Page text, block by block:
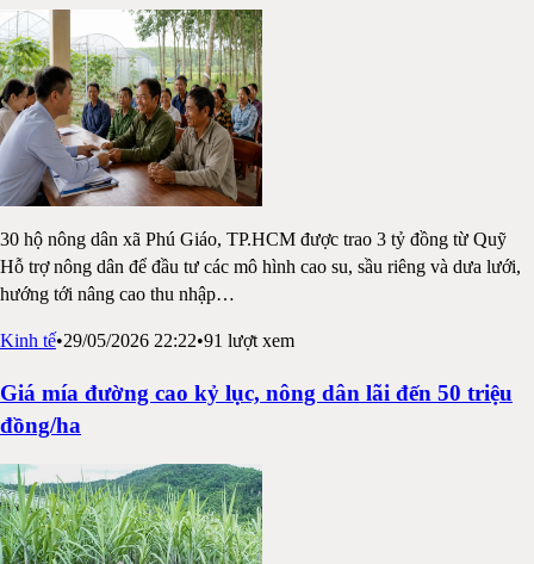
30 hộ nông dân xã Phú Giáo, TP.HCM được trao 3 tỷ đồng từ Quỹ
Hỗ trợ nông dân để đầu tư các mô hình cao su, sầu riêng và dưa lưới,
hướng tới nâng cao thu nhập…
Kinh tế•29/05/2026 22:22•91 lượt xem
Giá mía đường cao kỷ lục, nông dân lãi đến 50 triệu
đồng/ha